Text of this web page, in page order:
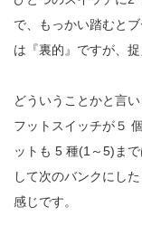
で、もっかい踏むと
は『裏的』ですが、
どういうことかと言
フットスイッチが５
ットも 5 種(1～5)ま
して次のバンクにし
感じです。